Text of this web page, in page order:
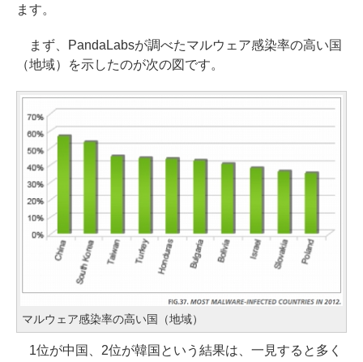
ます。
まず、PandaLabsが調べたマルウェア感染率の高い国
（地域）を示したのが次の図です。
マルウェア感染率の高い国（地域）
1位が中国、2位が韓国という結果は、一見すると多く